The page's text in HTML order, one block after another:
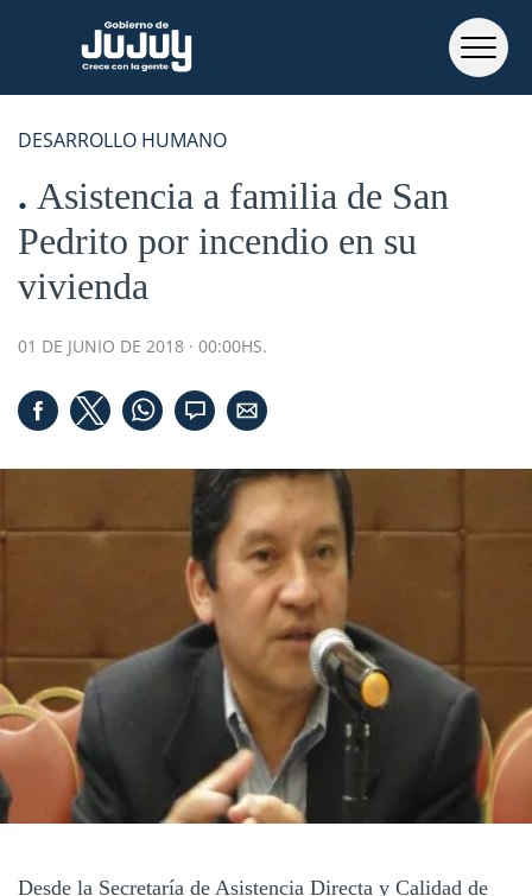
DESARROLLO HUMANO
Asistencia a familia de San
Pedrito por incendio en su
vivienda
01 DE JUNIO DE 2018 · 00:00HS.
Desde la Secretaría de Asistencia Directa y Calidad de